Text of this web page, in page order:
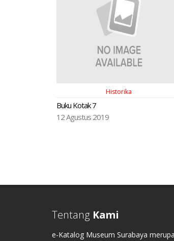
Historika
Buku Kotak 7
12 Agustus 2019
Tentang Kami
e-Katalog Museum Surabaya